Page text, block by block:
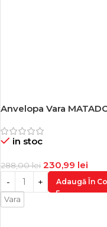
-20%
Anvelopa Vara
in stoc
288,00lei 230,99 lei
Adaugă În
Vara